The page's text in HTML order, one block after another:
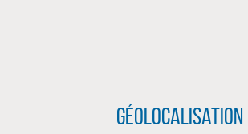
Géolocalisation